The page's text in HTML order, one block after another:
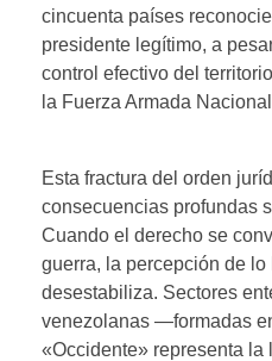
cincuenta países
presidente legítimo, a
control efectivo del
la Fuerza Armada
Esta fractura del orden
consecuencias profundas
Cuando el derecho se
guerra, la percepción de
desestabiliza. Sectores
venezolanas —formadas
«Occidente» representa